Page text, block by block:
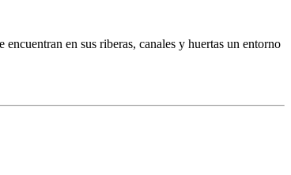
encuentran en sus riberas, canales y huertas un entorno